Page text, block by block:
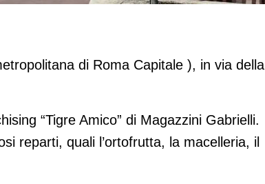
di Roma Capitale ), in via della
“Tigre Amico” di Magazzini Gabrielli.
reparti, quali l’ortofrutta, la macelleria, il